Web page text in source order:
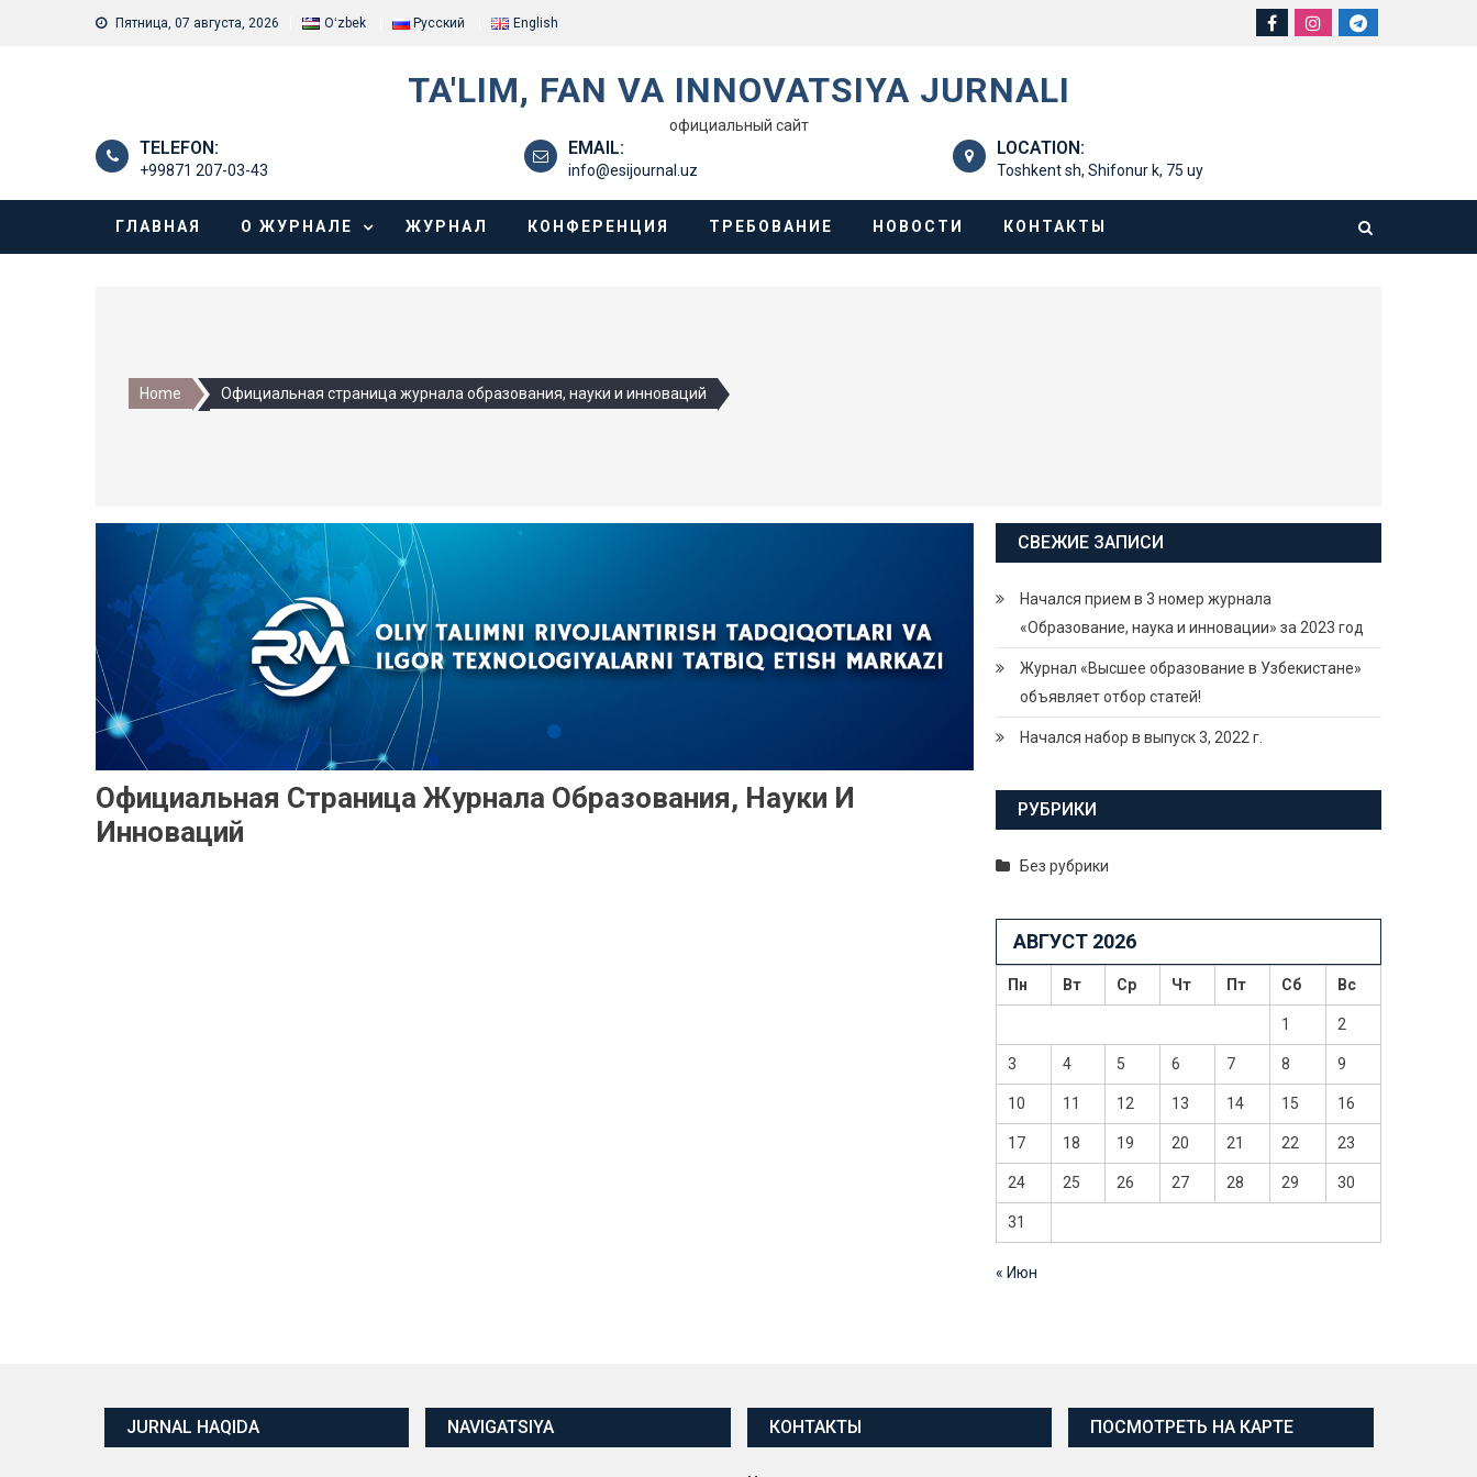
Пятница, 07 августа, 2026 Oʻzbek Русский English
TA'LIM, FAN VA INNOVATSIYA JURNALI
официальный сайт
TELEFON:
+99871 207-03-43
EMAIL:
info@esijournal.uz
LOCATION:
Toshkent sh, Shifonur k, 75 uy
ГЛАВНАЯ О ЖУРНАЛЕ ЖУРНАЛ КОНФЕРЕНЦИЯ ТРЕБОВАНИЕ НОВОСТИ КОНТАКТЫ
Home Официальная страница журнала образования, науки и инноваций
Официальная Страница Журнала Образования, Науки И
Инноваций
СВЕЖИЕ ЗАПИСИ
Начался прием в 3 номер журнала
«Образование, наука и инновации» за 2023 год
Журнал «Высшее образование в Узбекистане»
объявляет отбор статей!
Начался набор в выпуск 3, 2022 г.
РУБРИКИ
Без рубрики
АВГУСТ 2026
Пн Вт Ср Чт Пт Сб Вс
1 2
3 4 5 6 7 8 9
10 11 12 13 14 15 16
17 18 19 20 21 22 23
24 25 26 27 28 29 30
31
« Июн
JURNAL HAQIDA NAVIGATSIYA КОНТАКТЫ ПОСМОТРЕТЬ НА КАРТЕ